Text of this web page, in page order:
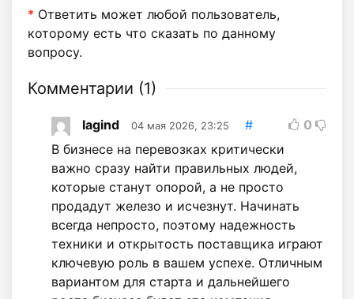
* Ответить может любой пользователь,
которому есть что сказать по данному
вопросу.
Комментарии (1)
lagind 04 мая 2026, 23:25 #
0
В бизнесе на перевозках критически
важно сразу найти правильных людей,
которые станут опорой, а не просто
продадут железо и исчезнут. Начинать
всегда непросто, поэтому надежность
техники и открытость поставщика играют
ключевую роль в вашем успехе. Отличным
вариантом для старта и дальнейшего